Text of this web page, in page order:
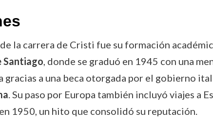
la carrera de Cristi fue su formación
Santiago, donde se graduó en 1945 con una
gracias a una beca otorgada por el gobierno
. Su paso por Europa también incluyó viajes a
en 1950, un hito que consolidó su reputación.